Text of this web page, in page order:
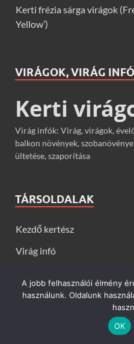
Kerti frézia sárga virágok
Yellow’)
VIRÁGOK, VIRÁG
Kerti
Virág infók: Virág, virágok,
balkon növények,
ültetése, szaporítása
TÁRSOLDALAK
Kezdő kertész
Virág infó
Gyógynövény infó
A jobb felhasználói élmény
használunk. Oldalunk
OK